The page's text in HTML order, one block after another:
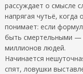
рассуждает о смысле
напрягая чутьё, когда
понимает: если
быть смертельными —
миллионов людей.
Начинается
спят, ловушки